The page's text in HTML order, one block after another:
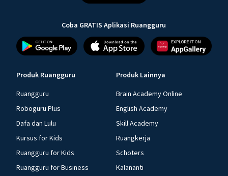
Coba GRATIS Aplikasi Ruangguru
Produk Ruangguru
Ruangguru
Roboguru Plus
Dafa dan Lulu
Kursus for Kids
Ruangguru for Kids
Ruangguru for Business
Produk Lainnya
Brain Academy Online
English Academy
Skill Academy
Ruangkerja
Schoters
Kalananti